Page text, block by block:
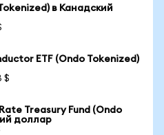
в Канадский
ETF (Ondo Tokenized)
$
Treasury Fund (Ondo
доллар